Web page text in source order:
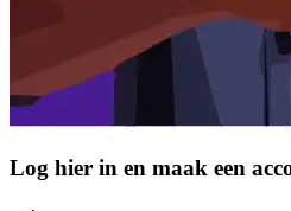
Log hier in en maak een